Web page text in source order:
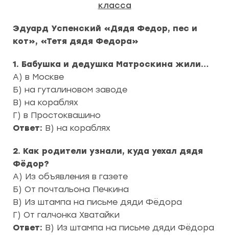
класса
Эдуард Успенский «Дядя Федор, пес и
кот», «Тетя дядя Федора»
1. Бабушка и дедушка Матроскина жили…
А) в Москве
Б) на гуталиновом заводе
В) на кораблях
Г) в Простоквашино
Ответ: В) на кораблях
2. Как родители узнали, куда уехал дядя
Фёдор?
А) Из объявления в газете
Б) От почтальона Печкина
В) Из штампа на письме дяди Фёдора
Г) От галчонка Хватайки
Ответ: В) Из штампа на письме дяди Фёдора